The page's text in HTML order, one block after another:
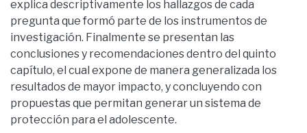
explica descriptivamente los hallazgos de cada
pregunta que formó parte de los instrumentos de
investigación. Finalmente se presentan las
conclusiones y recomendaciones dentro del quinto
capítulo, el cual expone de manera generalizada los
resultados de mayor impacto, y concluyendo con
propuestas que permitan generar un sistema de
protección para el adolescente.